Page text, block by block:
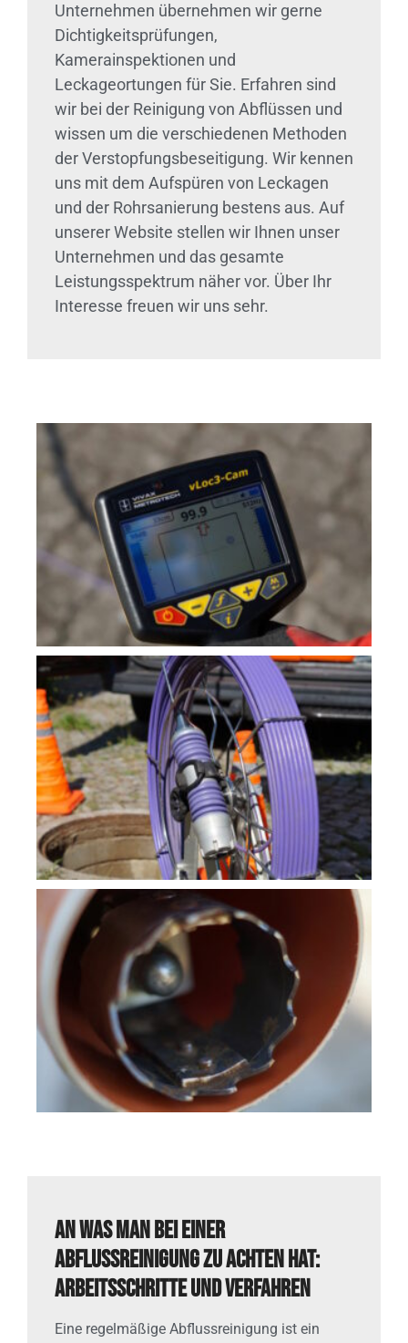
Unternehmen übernehmen wir gerne
Dichtigkeitsprüfungen,
Kamerainspektionen und
Leckageortungen für Sie. Erfahren sind
wir bei der Reinigung von Abflüssen und
wissen um die verschiedenen Methoden
der Verstopfungsbeseitigung. Wir kennen
uns mit dem Aufspüren von Leckagen
und der Rohrsanierung bestens aus. Auf
unserer Website stellen wir Ihnen unser
Unternehmen und das gesamte
Leistungsspektrum näher vor. Über Ihr
Interesse freuen wir uns sehr.
An was man bei einer
Abflussreinigung zu achten hat:
Arbeitsschritte und Verfahren
Eine regelmäßige Abflussreinigung ist ein